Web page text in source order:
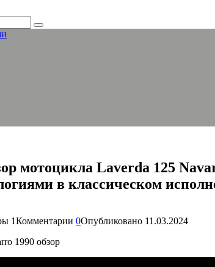
мотоцикла Laverda 125
в классическом
1Комментарии 0Опубликовано 11.03.2024